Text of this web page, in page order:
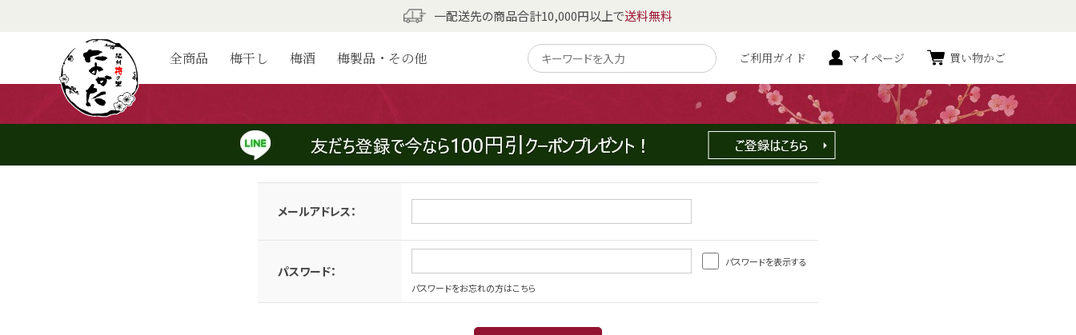
一配送先の商品合計10,000円以上で送料無料
全商品 梅干し 梅酒 梅製品・その他 ご利用ガイド マイページ 買い物かご
ログイン
会員のお客様
メールアドレスとパスワードを入力してログインしてください。
メールアドレス：
パスワード：
パスワードを表示する
パスワードをお忘れの方はこちら